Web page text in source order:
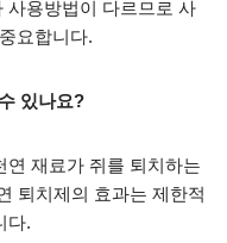
사용방법이 다르므로 사
요합니다.
있나요?
연 재료가 쥐를 퇴치하는
퇴치제의 효과는 제한적
다.